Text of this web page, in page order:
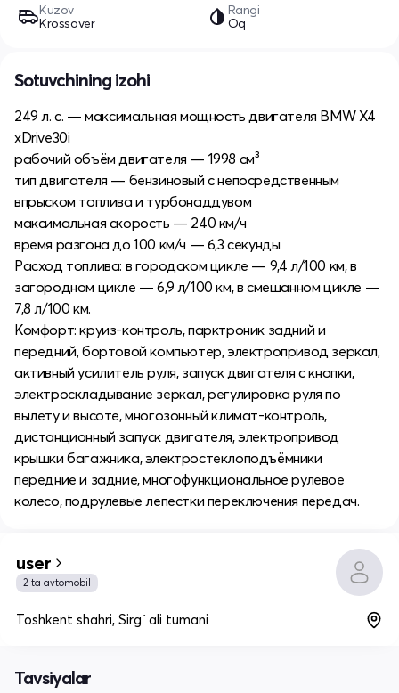
Kuzov
Krossover
Rangi
Oq
Sotuvchining izohi
249 л. с. — максимальная мощность двигателя BMW X4
xDrive30i
рабочий объём двигателя — 1998 см³
тип двигателя — бензиновый с непосредственным
впрыском топлива и турбонаддувом
максимальная скорость — 240 км/ч
время разгона до 100 км/ч — 6,3 секунды
Расход топлива: в городском цикле — 9,4 л/100 км, в
загородном цикле — 6,9 л/100 км, в смешанном цикле —
7,8 л/100 км.
Комфорт: круиз-контроль, парктроник задний и
передний, бортовой компьютер, электропривод зеркал,
активный усилитель руля, запуск двигателя с кнопки,
электроскладывание зеркал, регулировка руля по
вылету и высоте, многозонный климат-контроль,
дистанционный запуск двигателя, электропривод
крышки багажника, электростеклоподъёмники
передние и задние, многофункциональное рулевое
колесо, подрулевые лепестки переключения передач.
user
2 ta avtomobil
Toshkent shahri, Sirg`ali tumani
Tavsiyalar